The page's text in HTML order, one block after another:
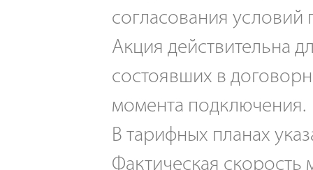
согласования
Акция действительна
состоявших в
момента подключения.
В тарифных планах
Фактическая скорость